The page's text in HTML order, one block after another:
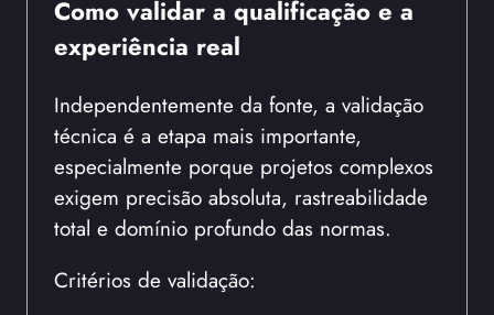
Como validar a qualificação e a
experiência real
Independentemente da fonte, a validação
técnica é a etapa mais importante,
especialmente porque projetos complexos
exigem precisão absoluta, rastreabilidade
total e domínio profundo das normas.
Critérios de validação: